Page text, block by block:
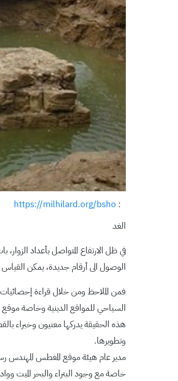
:
https://milhilard.org/bsho
الغد
في ظل الارتفاع المتواصل بأعداد
الوصول الى أرقام جديدة، يمكن القياس
فمن الملاحظ ومن خلال قراءة
السياحي للمواقع الدينية وخاصة
هذه الحقيقة يدركها معنيون وخبراء
وتطويرها.
مدير عام هيئة موقع المغطس المهندس
خاصة مع وجود البتراء والبحر الميت